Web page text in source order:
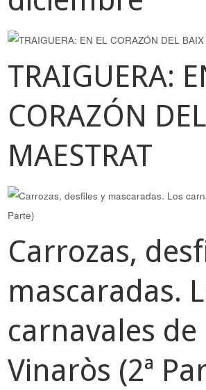
TRAIGUERA:
CORAZÓN
MAESTRAT
Carrozas,
mascaradas.
carnavales de
Vinaròs (2ª